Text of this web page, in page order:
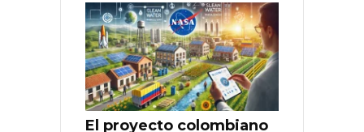
El proyecto colombiano